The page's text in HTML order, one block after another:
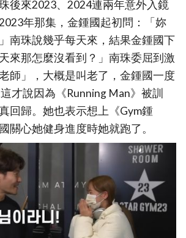
後來2023、2024連兩年意外入鏡
年那集，金鍾國起初問：「妳
南珠說幾乎每天來，結果金鍾國下
來那怎麼沒看到？」南珠委屈到激
師」，大概是叫老了，金鍾國一度
才說因為《Running Man》被訓
回歸。她也表示想上《Gym鍾
關心她健身進度時她就跑了。